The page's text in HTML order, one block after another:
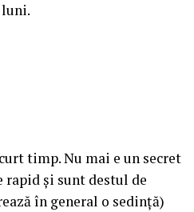
timp. Nu mai e un secret
rapid și sunt destul de
în general o sedință)